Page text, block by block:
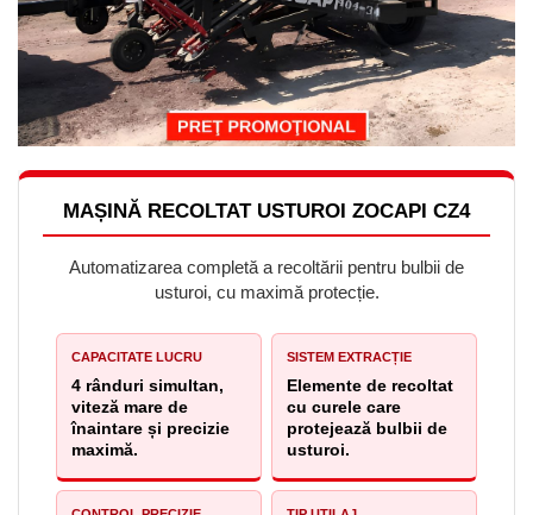
MAȘINĂ RECOLTAT USTUROI ZOCAPI CZ4
Automatizarea completă a recoltării pentru bulbii de
usturoi, cu maximă protecție.
CAPACITATE LUCRU
4 rânduri simultan,
viteză mare de
înaintare și precizie
maximă.
SISTEM EXTRACȚIE
Elemente de recoltat
cu curele care
protejează bulbii de
usturoi.